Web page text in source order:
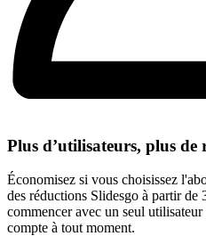
Plus d’utilisateurs, plus de
Économisez si vous choisissez
des réductions Slidesgo à partir de
commencer avec un seul
compte à tout moment.